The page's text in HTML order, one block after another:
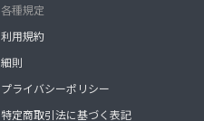
各種規定
利用規約
細則
プライバシーポリシー
特定商取引法に基づく表記